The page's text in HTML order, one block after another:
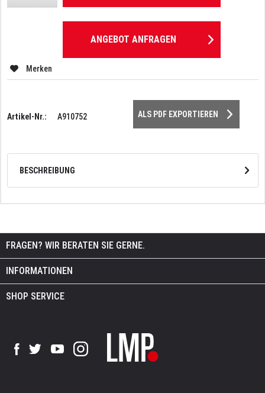
ANGEBOT ANFRAGEN
Merken
Artikel-Nr.: A910752 ALS PDF EXPORTIEREN
BESCHREIBUNG
FRAGEN? WIR BERATEN SIE GERNE.
INFORMATIONEN
SHOP SERVICE